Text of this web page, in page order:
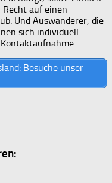
Recht auf einen
Und Auswanderer, die
sich individuell
Besuche unser